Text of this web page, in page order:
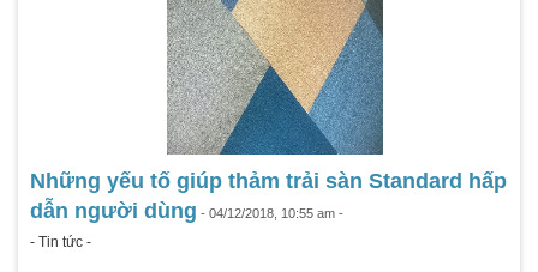
Những yếu tố giúp thảm trải sàn Standard hấp
dẫn người dùng - 04/12/2018, 10:55 am -
- Tin tức -